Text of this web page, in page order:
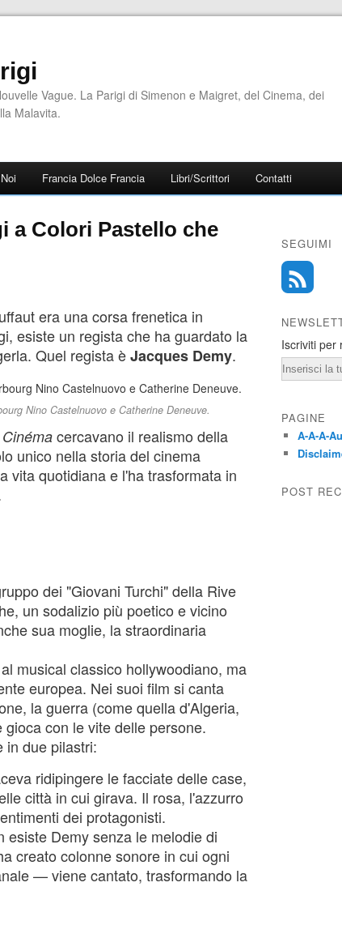
Vague. La Parigi di Simenon e Maigret, del Cinema, dei
Malavita.
Francia Dolce Francia Libri/Scrittori Contatti
a Colori Pastello che
era una corsa frenetica in
esiste un regista che ha guardato la
Quel regista èJacques Demy.
Nino Castelnuovo e Catherine Deneuve.
cercavano il realismo della
unico nella storia del cinema
vita quotidiana e l'ha trasformata in
dei "Giovani Turchi" della Rive
un sodalizio più poetico e vicino
sua moglie, la straordinaria
musical classico hollywoodiano, ma
europea. Nei suoi film si canta
la guerra (come quella d'Algeria,
con le vite delle persone.
in due pilastri:
ridipingere le facciate delle case,
città in cui girava. Il rosa, l'azzurro
dei protagonisti.
esiste Demy senza le melodie di
creato colonne sonore in cui ogni
— viene cantato, trasformando la
SEGUIMI
Iscriviti per
Email
PAGINE
A-A-A-
POST